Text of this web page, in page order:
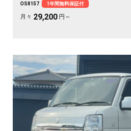
とアウトドアへ繰り出したくなる一台です🚗 前向
付》です📌
OS8157 1年間無料保証付
月々 29,200 円～